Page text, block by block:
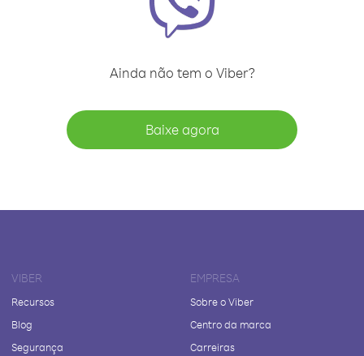
Ainda não tem o Viber?
Baixe agora
VIBER
Recursos
Blog
Segurança
EMPRESA
Sobre o Viber
Centro da marca
Carreiras